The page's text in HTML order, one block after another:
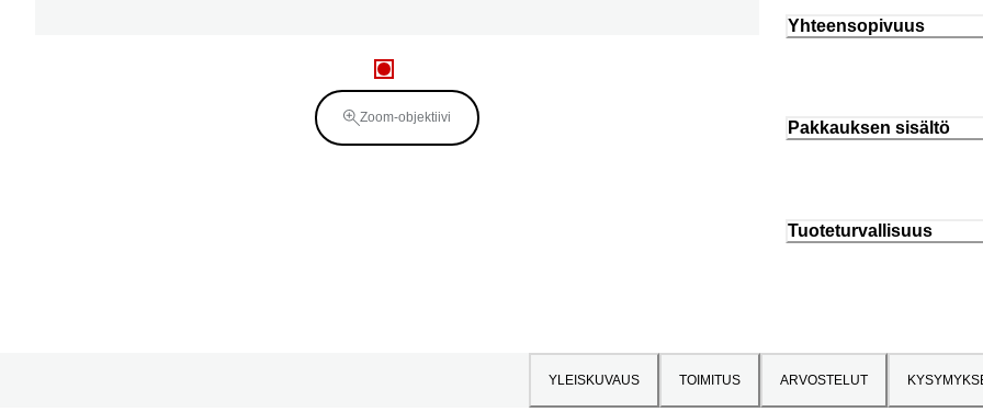
Zoom-objektiivi
Yhteensopivuus
Pakkauksen sisältö
Tuoteturvallisuus
YLEISKUVAUS TOIMITUS ARVOSTELUT